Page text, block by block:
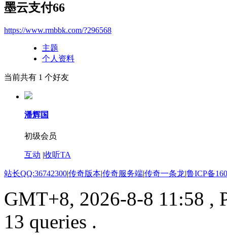
墨云支付66
https://www.rmbbk.com/?296568
主题
个人资料
当前共有 1 个好友
潘辉国
初级会员
互动 |收听TA
站长QQ:36742300|传奇版本|传奇服务端|传奇一条龙|鲁ICP备
GMT+8, 2026-8-8 11:58 ,
13 queries .